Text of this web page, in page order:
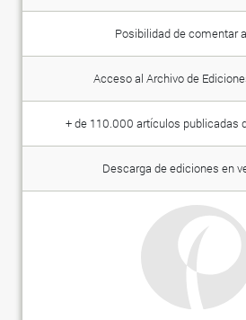
Posibilidad de comentar
Acceso al Archivo de
+ de 110.000 artículos publicadas
Descarga de ediciones en